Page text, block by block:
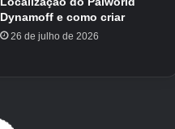
Dynamoff e como criar
26 de julho de 2026